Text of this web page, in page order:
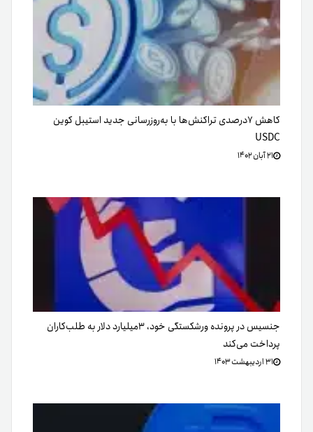
کاهش ۷درصدی تراکنش‌ها با به‌روزرسانی جدید استیبل کوین
USDC
۲۱ آبان ۱۴۰۲
جنسیس در پرونده‌ ورشکستگی خود، ۳میلیارد دلار به طلب‌کاران
پرداخت می‌کند
۳۱ اردیبهشت ۱۴۰۳